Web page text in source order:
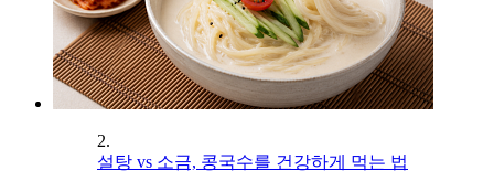
2.
설탕 vs 소금, 콩국수를 건강하게 먹는 법